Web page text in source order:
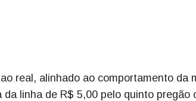
real, alinhado ao comportamento da
linha de R$ 5,00 pelo quinto pregão